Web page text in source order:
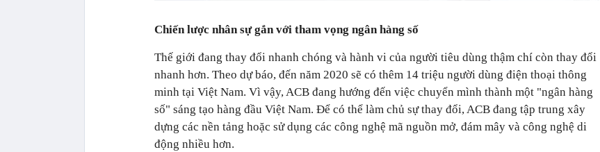
Chiến lược nhân sự gắn với tham vọng ngân hàng số
Thế giới đang thay đổi nhanh chóng và hành vi của người tiêu dùng thậm chí còn thay đổi
nhanh hơn. Theo dự báo, đến năm 2020 sẽ có thêm 14 triệu người dùng điện thoại thông
minh tại Việt Nam. Vì vậy, ACB đang hướng đến việc chuyển mình thành một "ngân hàng
số" sáng tạo hàng đầu Việt Nam. Để có thể làm chủ sự thay đổi, ACB đang tập trung xây
dựng các nền tảng hoặc sử dụng các công nghệ mã nguồn mở, đám mây và công nghệ di
động nhiều hơn.